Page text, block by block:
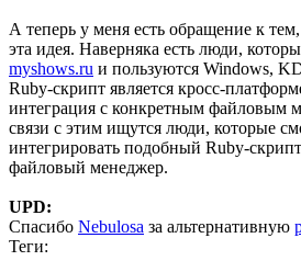
А теперь у меня есть обращение к тем,
эта идея. Наверняка есть люди,
myshows.ru и пользуются Windows,
Ruby-скрипт является кросс-
интеграция с конкретным файловым
связи с этим ищутся люди, которые
интегрировать подобный Ruby-
файловый менеджер.
UPD:
Спасибо Nebulosa за альтернативную
Теги: